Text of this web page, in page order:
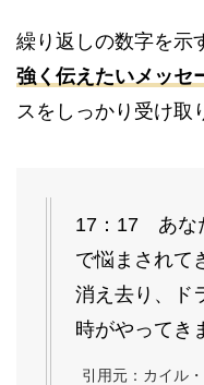
繰り返しの数字を示
強く伝えたいメッセ
スをしっかり受け取
17：17 あな
で悩まされて
消え去り、ド
時がやってき
引用元：カイル